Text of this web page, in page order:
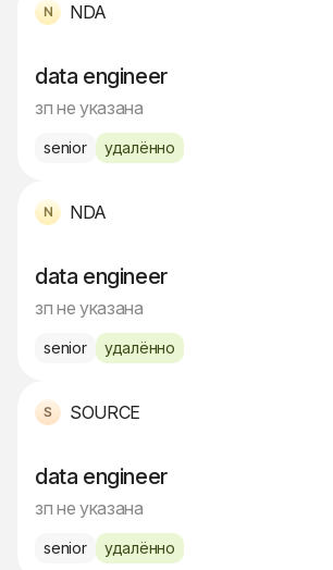
NDA
data engineer
зп не указана
senior удалённо
NDA
data engineer
зп не указана
senior удалённо
SOURCE
data engineer
зп не указана
senior удалённо